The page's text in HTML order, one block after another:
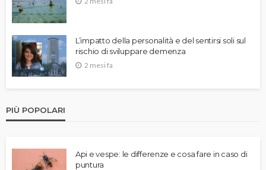
L’impatto della personalità e del sentirsi soli sul
rischio di sviluppare demenza
2 mesi fa
PIÙ POPOLARI
Api e vespe: le differenze e cosa fare in caso di
puntura